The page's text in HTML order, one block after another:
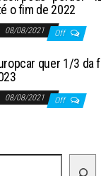
o fim de 2022
08/08/2021 Off
quer 1/3 da
08/08/2021 Off